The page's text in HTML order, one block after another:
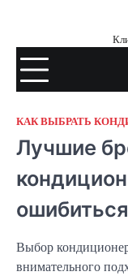
content
КАК ВЫБРАТЬ
Лучшие
Выбор
внимательного